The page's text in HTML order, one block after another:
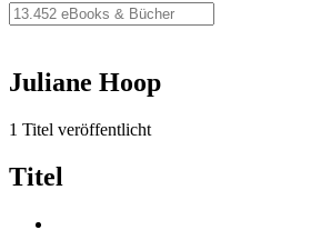
Juliane Hoop
1 Titel veröffentlicht
Titel